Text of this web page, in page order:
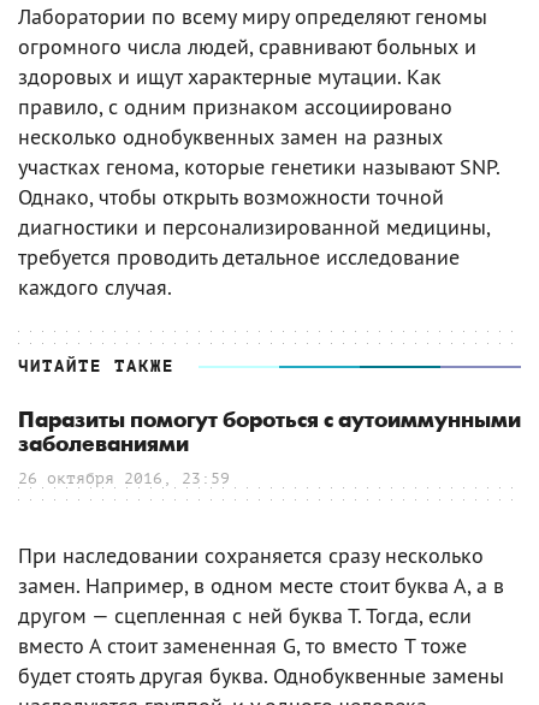
Лаборатории по всему миру определяют геномы
огромного числа людей, сравнивают больных и
здоровых и ищут характерные мутации. Как
правило, с одним признаком ассоциировано
несколько однобуквенных замен на разных
участках генома, которые генетики называют SNP.
Однако, чтобы открыть возможности точной
диагностики и персонализированной медицины,
требуется проводить детальное исследование
каждого случая.
ЧИТАЙТЕ ТАКЖЕ
Паразиты помогут бороться с аутоиммунными
заболеваниями
26 октября 2016, 23:59
При наследовании сохраняется сразу несколько
замен. Например, в одном месте стоит буква А, а в
другом — сцепленная с ней буква Т. Тогда, если
вместо А стоит замененная G, то вместо T тоже
будет стоять другая буква. Однобуквенные замены